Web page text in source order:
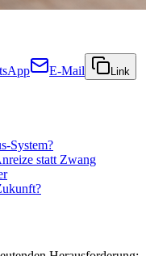
E-Mail Link
System?
statt Zwang